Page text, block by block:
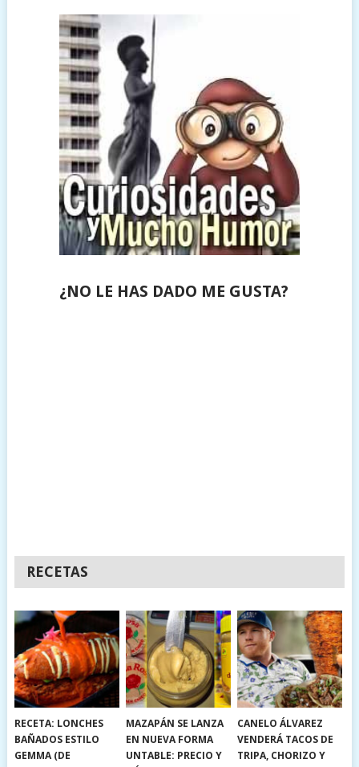
¿NO LE HAS DADO ME GUSTA?
RECETAS
RECETA: LONCHES
BAÑADOS ESTILO
GEMMA (DE
MAZAPÁN SE LANZA
EN NUEVA FORMA
UNTABLE: PRECIO Y
CANELO ÁLVAREZ
VENDERÁ TACOS DE
TRIPA, CHORIZO Y